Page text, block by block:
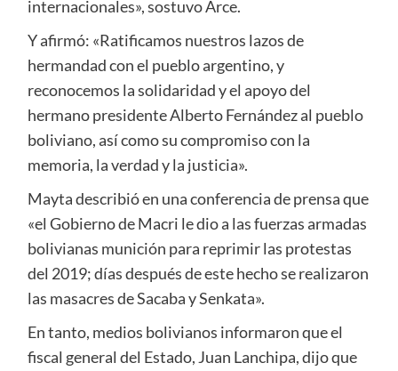
internacionales», sostuvo Arce.
Y afirmó: «Ratificamos nuestros lazos de
hermandad con el pueblo argentino, y
reconocemos la solidaridad y el apoyo del
hermano presidente Alberto Fernández al pueblo
boliviano, así como su compromiso con la
memoria, la verdad y la justicia».
Mayta describió en una conferencia de prensa que
«el Gobierno de Macri le dio a las fuerzas armadas
bolivianas munición para reprimir las protestas
del 2019; días después de este hecho se realizaron
las masacres de Sacaba y Senkata».
En tanto, medios bolivianos informaron que el
fiscal general del Estado, Juan Lanchipa, dijo que